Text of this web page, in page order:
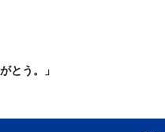
とう。」